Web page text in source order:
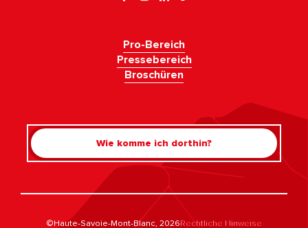
Rechercher
Pro-Bereich
Pressebereich
Broschüren
Wie komme ich dorthin?
©Haute-Savoie-Mont-Blanc, 2026Rechtliche Hinweise